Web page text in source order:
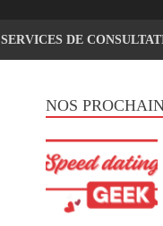
SERVICES DE
NOS